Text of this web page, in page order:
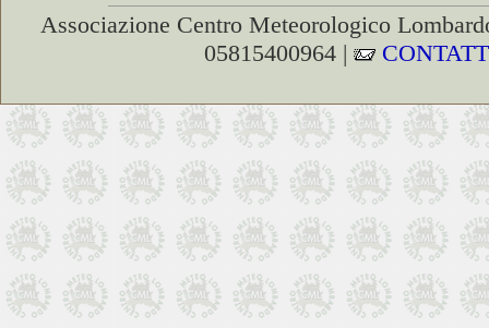
Associazione Centro Meteorologico
05815400964 |